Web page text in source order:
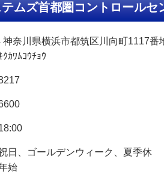
テムズ首都圏コントロール
神奈川県横浜市都筑区川向町1117番
ｸｶﾜﾑｺｳﾁｮｳ
日、ゴールデンウィーク、夏季休
始